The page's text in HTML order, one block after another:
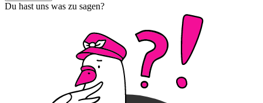
Du hast uns was zu sagen?